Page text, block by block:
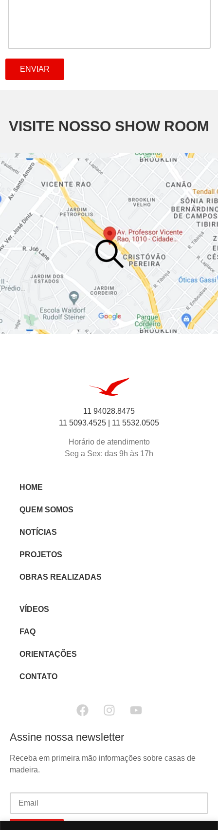
VISITE NOSSO SHOW ROOM
11 94028.8475
11 5093.4525 | 11 5532.0505
Horário de atendimento
Seg a Sex: das 9h às 17h
HOME
QUEM SOMOS
NOTÍCIAS
PROJETOS
OBRAS REALIZADAS
VÍDEOS
FAQ
ORIENTAÇÕES
CONTATO
Assine nossa newsletter
Receba em primeira mão informações sobre casas de
madeira.